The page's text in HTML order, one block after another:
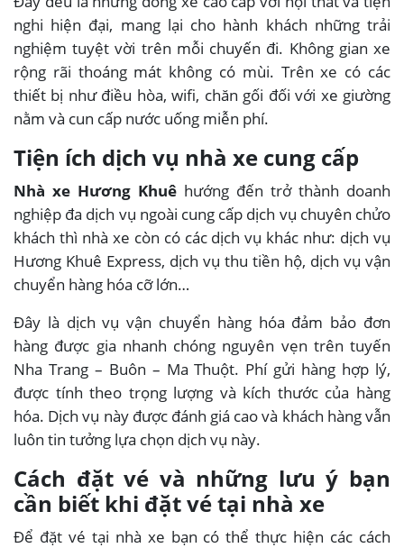
nghi hiện đại, mang lại cho hành khách những trải
nghiệm tuyệt vời trên mỗi chuyến đi. Không gian xe
rộng rãi thoáng mát không có mùi. Trên xe có các
thiết bị như điều hòa, wifi, chăn gối đối với xe giường
nằm và cun cấp nước uống miễn phí.
Tiện ích dịch vụ nhà xe cung cấp
Nhà xe Hương Khuê hướng đến trở thành doanh
nghiệp đa dịch vụ ngoài cung cấp dịch vụ chuyên chửo
khách thì nhà xe còn có các dịch vụ khác như: dịch vụ
Hương Khuê Express, dịch vụ thu tiền hộ, dịch vụ vận
chuyển hàng hóa cỡ lớn…
Đây là dịch vụ vận chuyển hàng hóa đảm bảo đơn
hàng được gia nhanh chóng nguyên vẹn trên tuyến
Nha Trang – Buôn – Ma Thuột. Phí gửi hàng hợp lý,
được tính theo trọng lượng và kích thước của hàng
hóa. Dịch vụ này được đánh giá cao và khách hàng vẫn
luôn tin tưởng lựa chọn dịch vụ này.
Cách đặt vé và những lưu ý bạn
cần biết khi đặt vé tại nhà xe
Để đặt vé tại nhà xe bạn có thể thực hiện các cách